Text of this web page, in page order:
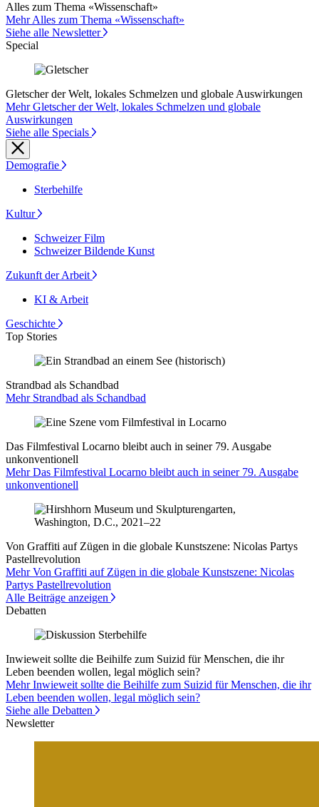
Alles zum Thema «Wissenschaft»
Mehr Alles zum Thema «Wissenschaft»
Siehe alle Newsletter
Special
Gletscher der Welt, lokales Schmelzen und globale Auswirkungen
Mehr Gletscher der Welt, lokales Schmelzen und globale
Auswirkungen
Siehe alle Specials
Demografie
Sterbehilfe
Kultur
Schweizer Film
Schweizer Bildende Kunst
Zukunft der Arbeit
KI & Arbeit
Geschichte
Top Stories
Strandbad als Schandbad
Mehr Strandbad als Schandbad
Das Filmfestival Locarno bleibt auch in seiner 79. Ausgabe
unkonventionell
Mehr Das Filmfestival Locarno bleibt auch in seiner 79. Ausgabe
unkonventionell
Von Graffiti auf Zügen in die globale Kunstszene: Nicolas Partys
Pastellrevolution
Mehr Von Graffiti auf Zügen in die globale Kunstszene: Nicolas
Partys Pastellrevolution
Alle Beiträge anzeigen
Debatten
Inwieweit sollte die Beihilfe zum Suizid für Menschen, die ihr
Leben beenden wollen, legal möglich sein?
Mehr Inwieweit sollte die Beihilfe zum Suizid für Menschen, die ihr
Leben beenden wollen, legal möglich sein?
Siehe alle Debatten
Newsletter